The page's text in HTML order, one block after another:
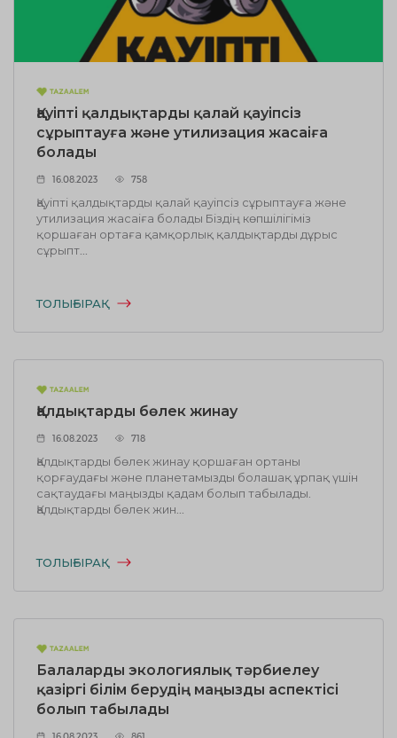
Қауіпті қалдықтарды қалай қауіпсіз
сұрыптауға және утилизация жасаіға
болады
16.08.2023 758
Қауіпті қалдықтарды қалай қауіпсіз сұрыптауға және
утилизация жасаіға болады Біздің көпшілігіміз
қоршаған ортаға қамқорлық қалдықтарды дұрыс
сұрыпт...
ТОЛЫҒЫРАҚ
Қалдықтарды бөлек жинау
16.08.2023 718
Қалдықтарды бөлек жинау қоршаған ортаны
қорғаудағы және планетамызды болашақ ұрпақ үшін
сақтаудағы маңызды қадам болып табылады.
Қалдықтарды бөлек жин...
ТОЛЫҒЫРАҚ
Балаларды экологиялық тәрбиелеу
қазіргі білім берудің маңызды аспектісі
болып табылады